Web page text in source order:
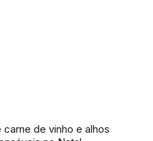
carne de vinho e alhos